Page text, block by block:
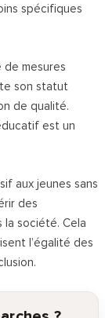
spécifiques
mesures
son statut
de qualité.
est un
aux jeunes sans
des
la société. Cela
l’égalité des